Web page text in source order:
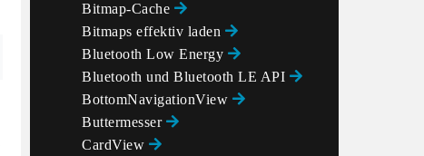
Bitmap-Cache
Bitmaps effektiv laden
Bluetooth Low Energy
Bluetooth und Bluetooth LE API
BottomNavigationView
Buttermesser
CardView